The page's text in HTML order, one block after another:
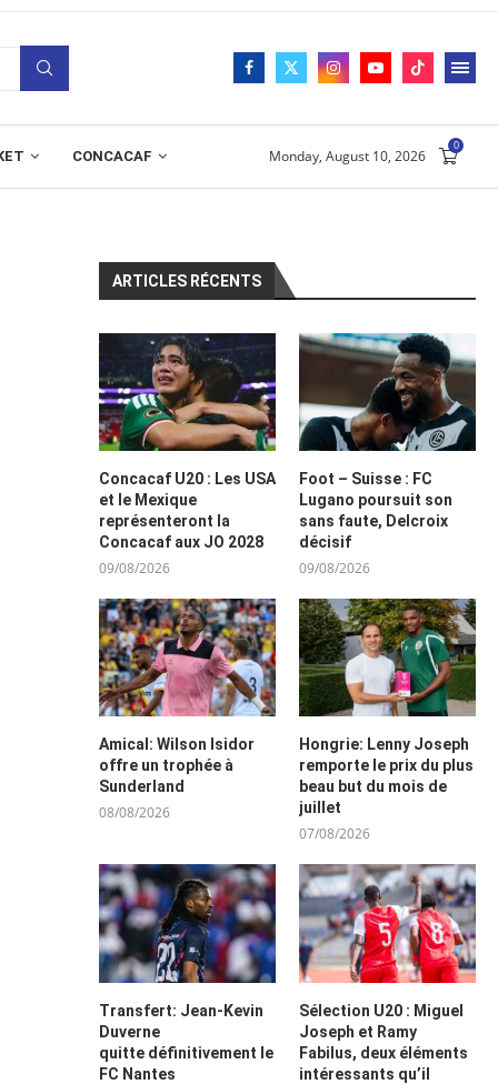
CONCACAF Monday, August 10, 2026
0
ARTICLES RÉCENTS
Concacaf U20 : Les USA
et le Mexique
représenteront la
Concacaf aux JO 2028
09/08/2026
Foot – Suisse : FC
Lugano poursuit son
sans faute, Delcroix
décisif
09/08/2026
Amical: Wilson Isidor
offre un trophée à
Sunderland
08/08/2026
Hongrie: Lenny Joseph
remporte le prix du plus
beau but du mois de
juillet
07/08/2026
Transfert: Jean-Kevin
Duverne
quitte définitivement le
FC Nantes
Sélection U20 : Miguel
Joseph et Ramy
Fabilus, deux éléments
intéressants qu’il